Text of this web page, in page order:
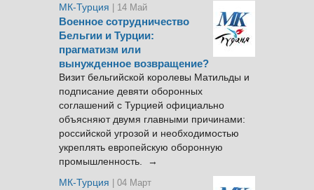
МК-Турция | 14 Май
Военное сотрудничество
Бельгии и Турции:
прагматизм или
вынужденное возвращение?
Визит бельгийской королевы Матильды и
подписание девяти оборонных
соглашений с Турцией официально
объясняют двумя главными причинами:
российской угрозой и необходимостью
укреплять европейскую оборонную
промышленность. →
МК-Турция
| 04 Март